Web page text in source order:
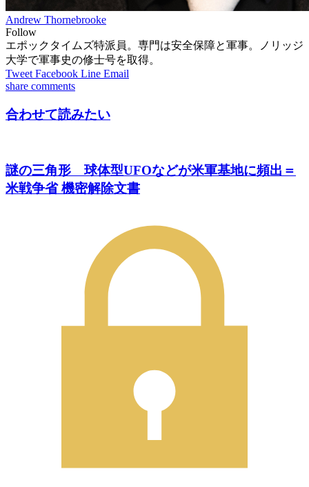
Andrew Thornebrooke
Follow
エポックタイムズ特派員。専門は安全保障と軍事。ノリッジ
大学で軍事史の修士号を取得。
Tweet Facebook Line Email
share comments
合わせて読みたい
謎の三角形 球体型UFOなどが米軍基地に頻出＝
米戦争省 機密解除文書